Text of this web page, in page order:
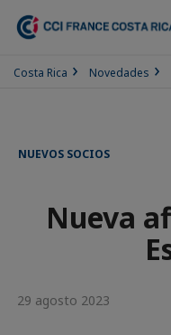
Costa Rica Novedades
NUEVOS SOCIOS
Nueva
29 agosto 2023